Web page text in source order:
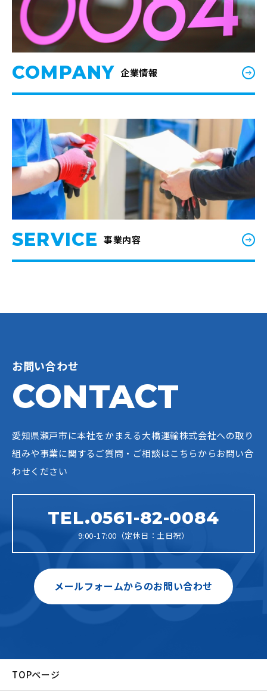
COMPANY 企業情報
SERVICE 事業内容
お問い合わせ
CONTACT
愛知県瀬戸市に本社をかまえる大橋運輸株式会社への取り
組みや事業に関するご質問・ご相談はこちらからお問い合
わせください
TEL.0561-82-0084
9:00-17:00（定休日：土日祝）
メールフォームからのお問い合わせ
TOPページ